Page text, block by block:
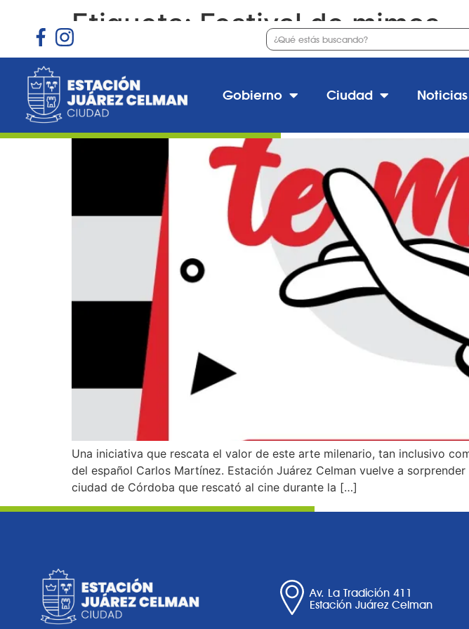
Gobierno Ciudad Noticias
Etiqueta: Festival de mimos
Encuentro Internacional de mimos
Una iniciativa que rescata el valor de este arte milenario, tan inclusivo
del español Carlos Martínez. Estación Juárez Celman vuelve a
ciudad de Córdoba que rescató al cine durante la […]
Av. La Tradición 411
Estación Juárez Celman